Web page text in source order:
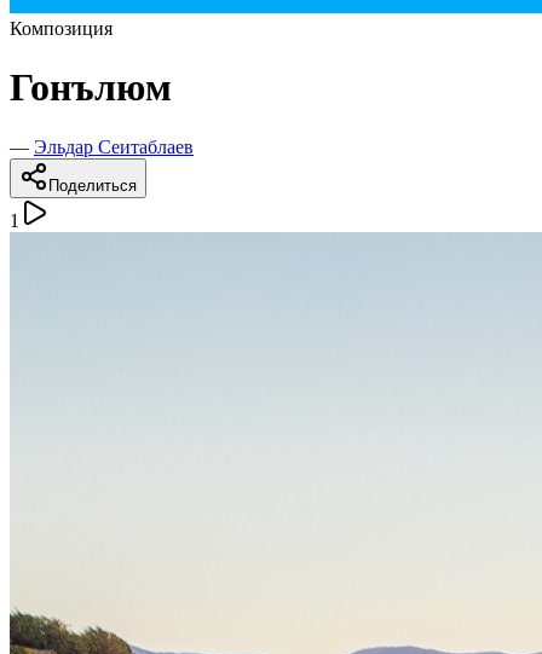
Композиция
Гонълюм
— Эльдар Сеитаблаев
Поделиться
1